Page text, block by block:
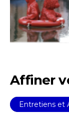
Nom
Adresse email*
Nom
Affiner
Entretiens et